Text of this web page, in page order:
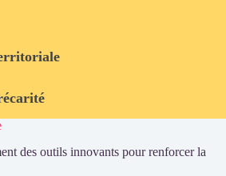
des outils innovants pour renforcer la